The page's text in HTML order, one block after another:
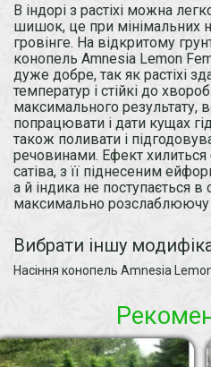
В індорі з растіхі можна
шишок, це при мінімальних
гровінге. На відкритому
конопель Amnesia Lemon
дуже добре, так як растіхі
температур і стійкі до
максимального результату,
попрацювати і дати кущах
також поливати і
речовинами. Ефект
сатіва, з її піднесеним
а й індика не поступається в
максимально розслаблюючу
Вибрати іншу
Насіння конопель Amnesia